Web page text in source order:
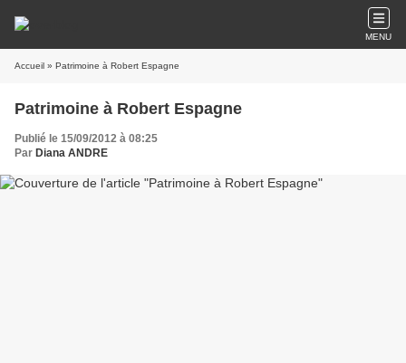
MENU
Accueil » Patrimoine à Robert Espagne
Patrimoine à Robert Espagne
Publié le 15/09/2012 à 08:25
Par Diana ANDRE